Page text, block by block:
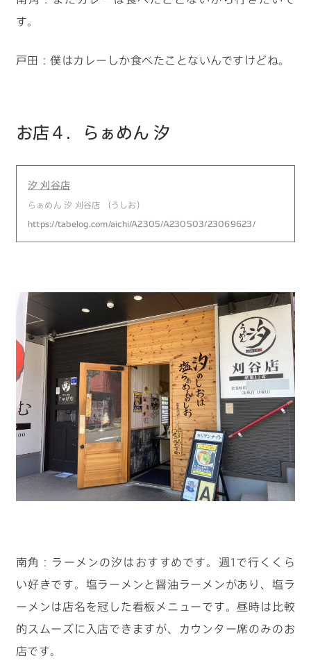
す。
戸田：僕はカレーしか食べたことないんですけどね。
お店４．らぁめん 汐
汐 刈谷店
らぁめん 汐 刈谷店 （うしお）
https://tabelog.com/aichi/A2305/A230503/23069623/
南角：ラーメンの汐はおすすめです。週1で行くくら
い好きです。塩ラーメンと醤油ラーメンがあり、塩ラ
ーメンは店名を冠した看板メニューです。昼時は比較
的スムーズに入店できますが、カウンター席のみのお
店です。